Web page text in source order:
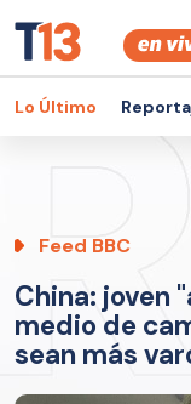
Lo Último
Feed BBC
China: joven
medio de
sean más